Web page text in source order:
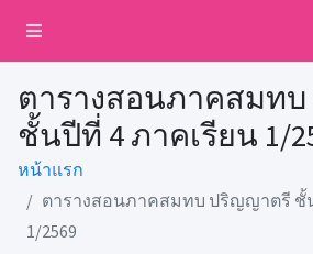
ตารางสอนภาคสมท
ชั้นปีที่ 4 ภาคเรียน 1/
หน้าแรก
ตารางสอนภาคสมทบ ปริญญาตรี ชั้
1/2569